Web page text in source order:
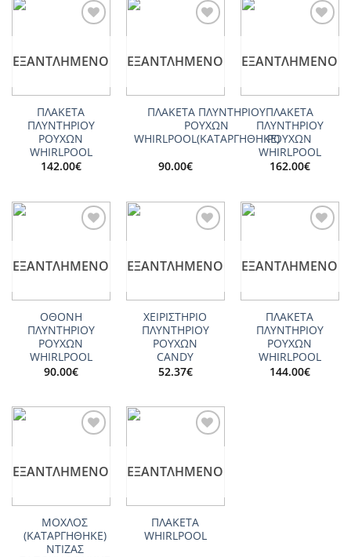
ΕΞΑΝΤΛΗΜΈΝΟ
ΠΛΑΚΕΤΑ
ΠΛΥΝΤΗΡΙΟΥ
ΡΟΥΧΩΝ
WHIRLPOOL
142.00€
ΕΞΑΝΤΛΗΜΈΝΟ
ΠΛΑΚΕΤΑ ΠΛΥΝΤΗΡΙΟΥ
ΡΟΥΧΩΝ
WHIRLPOOL(ΚΑΤΑΡΓΗΘΗΚΕ)
90.00€
ΕΞΑΝΤΛΗΜΈΝΟ
ΠΛΑΚΕΤΑ
ΠΛΥΝΤΗΡΙΟΥ
ΡΟΥΧΩΝ
WHIRLPOOL
162.00€
ΕΞΑΝΤΛΗΜΈΝΟ
ΟΘΟΝΗ
ΠΛΥΝΤΗΡΙΟΥ
ΡΟΥΧΩΝ
WHIRLPOOL
90.00€
ΕΞΑΝΤΛΗΜΈΝΟ
ΧΕΙΡΙΣΤΗΡΙΟ
ΠΛΥΝΤΗΡΙΟΥ
ΡΟΥΧΩΝ
CANDY
52.37€
ΕΞΑΝΤΛΗΜΈΝΟ
ΠΛΑΚΕΤΑ
ΠΛΥΝΤΗΡΙΟΥ
ΡΟΥΧΩΝ
WHIRLPOOL
144.00€
ΕΞΑΝΤΛΗΜΈΝΟ
ΜΟΧΛΟΣ
(ΚΑΤΑΡΓΗΘΗΚΕ)
ΝΤΙΖΑΣ
ΕΞΑΝΤΛΗΜΈΝΟ
ΠΛΑΚΕΤΑ
WHIRLPOOL